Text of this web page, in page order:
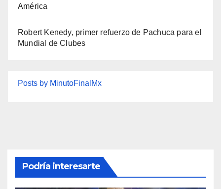
América
Robert Kenedy, primer refuerzo de Pachuca para el
Mundial de Clubes
Posts by MinutoFinalMx
Podría interesarte